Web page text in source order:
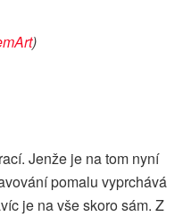
)
Jenže je na tom nyní
pomalu vyprchává
je na vše skoro sám. Z